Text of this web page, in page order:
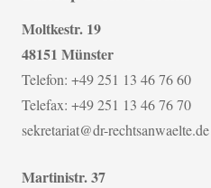
Moltkestr. 19
48151 Münster
Telefon: +49 251 13 46 76 60
Telefax: +49 251 13 46 76 70
sekretariat@dr-rechtsanwaelte.de
Martinistr. 37